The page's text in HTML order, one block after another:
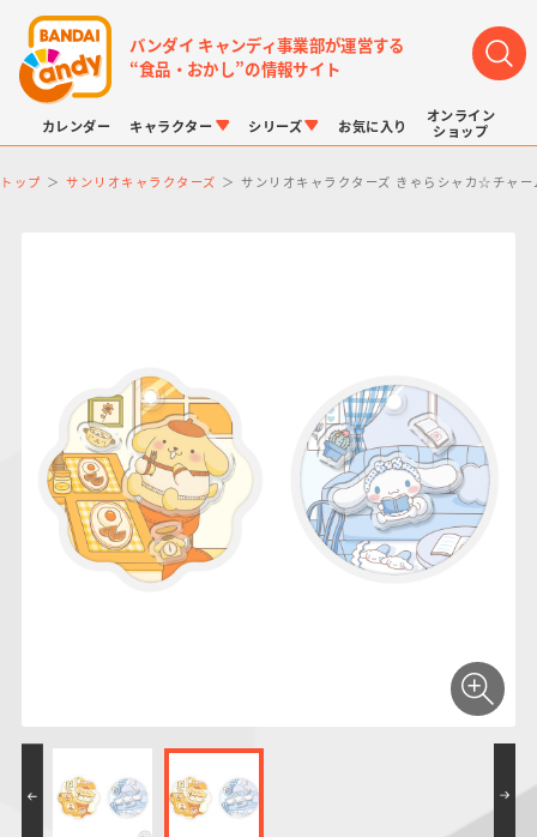
バンダイ キャンディ事業部が運営する
“食品・おかし”の情報サイト
カレンダー キャラクター
仮面ライダーシリー
ズ
PROJECT R.E.D.・
スーパー戦隊シリー
ズ
ガンダムシリーズ
ポケットモンスター
アンパンマン
シリーズ
キャラパキ
つりグミ
にふぉるめーしょん
SMPシリーズ
ポケモンスケールワ
ールド
お気に入り
オンライン
ショップ
トップ サンリオキャラクターズ サンリオキャラクターズ きゃらシャカ☆チャー